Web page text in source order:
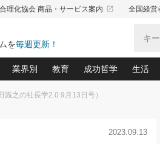
理化協会 商品・サービス案内 launch 全国経営
を毎週更新！
決算書にするために、やっておきたい
業界別 教育
あなただからお願いした
成功哲学
中国哲学に学ぶ
令和時代の「社
生活
お
(50)
識之の社長学2.0 9月13日号）
2023.09.13